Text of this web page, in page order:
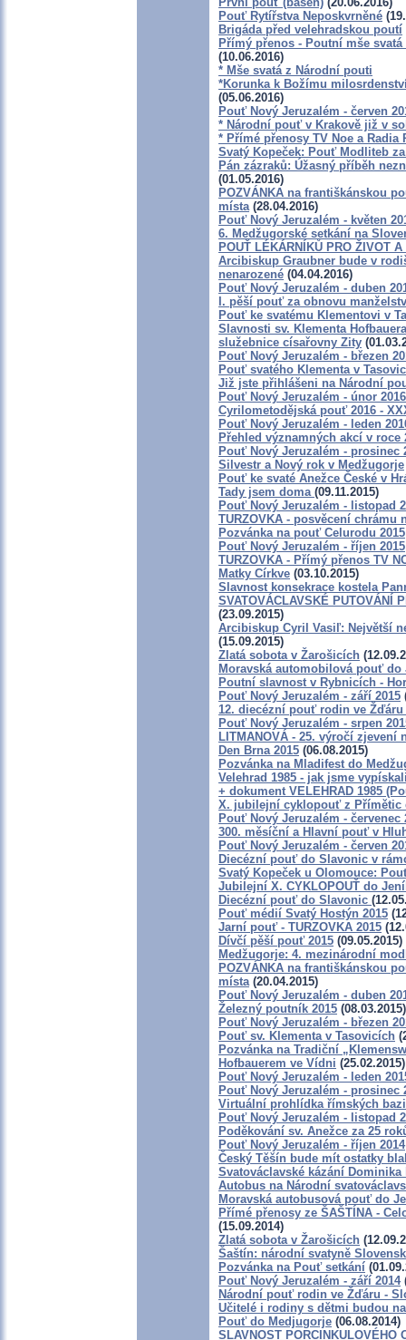
Pouť Rytířstva Neposkvrněné
Brigáda před velehradskou poutí
Přímý přenos - Poutní mše
(10.06.2016)
* Mše svatá z Národní pouti
*Korunka k Božímu
(05.06.2016)
Pouť Nový Jeruzalém - červen
* Národní pouť v Krakově již v
* Přímé přenosy TV Noe a Radia
Svatý Kopeček: Pouť Modliteb
Pán zázraků: Úžasný příběh
(01.05.2016)
POZVÁNKA na františkánskou
místa(28.04.2016)
Pouť Nový Jeruzalém - květen
6. Medžugorské setkání na
POUŤ LÉKÁRNÍKŮ PRO ŽIVOT
Arcibiskup Graubner bude v
nenarozené (04.04.2016)
Pouť Nový Jeruzalém - duben
I. pěší pouť za obnovu
Pouť ke svatému Klementovi v
Slavnosti sv. Klementa
služebnice císařovny Zity
Pouť Nový Jeruzalém - březen
Pouť svatého Klementa v
Již jste přihlášeni na Národní
Pouť Nový Jeruzalém - únor 2016
Cyrilometodějská pouť 2016 -
Pouť Nový Jeruzalém - leden
Přehled významných akcí v roce
Pouť Nový Jeruzalém - prosinec
Silvestr a Nový rok v Medžugorje
Pouť ke svaté Anežce České v
Tady jsem doma (09.11.2015)
Pouť Nový Jeruzalém - listopad
TURZOVKA - posvěcení chrámu
Pozvánka na pouť Celurodu 2015
Pouť Nový Jeruzalém - říjen 2015
TURZOVKA - Přímý přenos TV
Matky Církve (03.10.2015)
Slavnost konsekrace kostela
SVATOVÁCLAVSKÉ PUTOVÁNÍ
(23.09.2015)
Arcibiskup Cyril Vasiľ: Největší
(15.09.2015)
Zlatá sobota v Žarošicích
Moravská automobilová pouť do
Poutní slavnost v Rybnicích -
Pouť Nový Jeruzalém - září 2015
12. diecézní pouť rodin ve Žďáru
Pouť Nový Jeruzalém - srpen
LITMANOVÁ - 25. výročí zjevení
Den Brna 2015 (06.08.2015)
Pozvánka na Mladifest do
Velehrad 1985 - jak jsme
+ dokument VELEHRAD 1985
X. jubilejní cyklopouť z Přímětic
Pouť Nový Jeruzalém - červenec
300. měsíční a Hlavní pouť v
Pouť Nový Jeruzalém - červen
Diecézní pouť do Slavonic v
Svatý Kopeček u Olomouce:
Jubilejní X. CYKLOPOUŤ do
Diecézní pouť do Slavonic
Pouť médií Svatý Hostýn 2015
Jarní pouť - TURZOVKA 2015
Dívčí pěší pouť 2015 (09.05.2015)
Medžugorje: 4. mezinárodní
POZVÁNKA na františkánskou
místa(20.04.2015)
Pouť Nový Jeruzalém - duben
Železný poutník 2015 (08.03.2015)
Pouť Nový Jeruzalém - březen
Pouť sv. Klementa v Tasovicích
Pozvánka na Tradiční
Hofbauerem ve Vídni (25.02.2015)
Pouť Nový Jeruzalém - leden
Pouť Nový Jeruzalém - prosinec
Virtuální prohlídka římských
Pouť Nový Jeruzalém - listopad
Poděkování sv. Anežce za 25
Pouť Nový Jeruzalém - říjen 2014
Český Těšín bude mít ostatky
Svatováclavské kázání Dominika
Autobus na Národní
Moravská autobusová pouť do
Přímé přenosy ze ŠAŠTÍNA -
(15.09.2014)
Zlatá sobota v Žarošicích
Šaštín: národní svatyně
Pozvánka na Pouť setkání
Pouť Nový Jeruzalém - září 2014
Národní pouť rodin ve Žďáru -
Učitelé i rodiny s dětmi budou
Pouť do Medjugorje (06.08.2014)
SLAVNOST PORCINKULOVÉHO